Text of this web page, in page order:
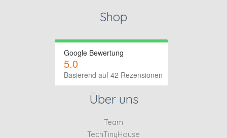
Shop
Google Bewertung
5.0
Basierend auf 42 Rezensionen
Über uns
Team
TechTinyHouse